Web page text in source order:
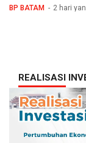
BP BATAM 2 hari
REALISASI